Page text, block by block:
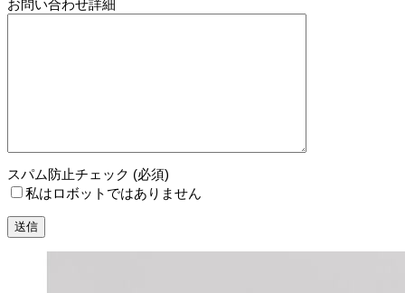
お問い合わせ詳細
スパム防止チェック (必須)
私はロボットではありません